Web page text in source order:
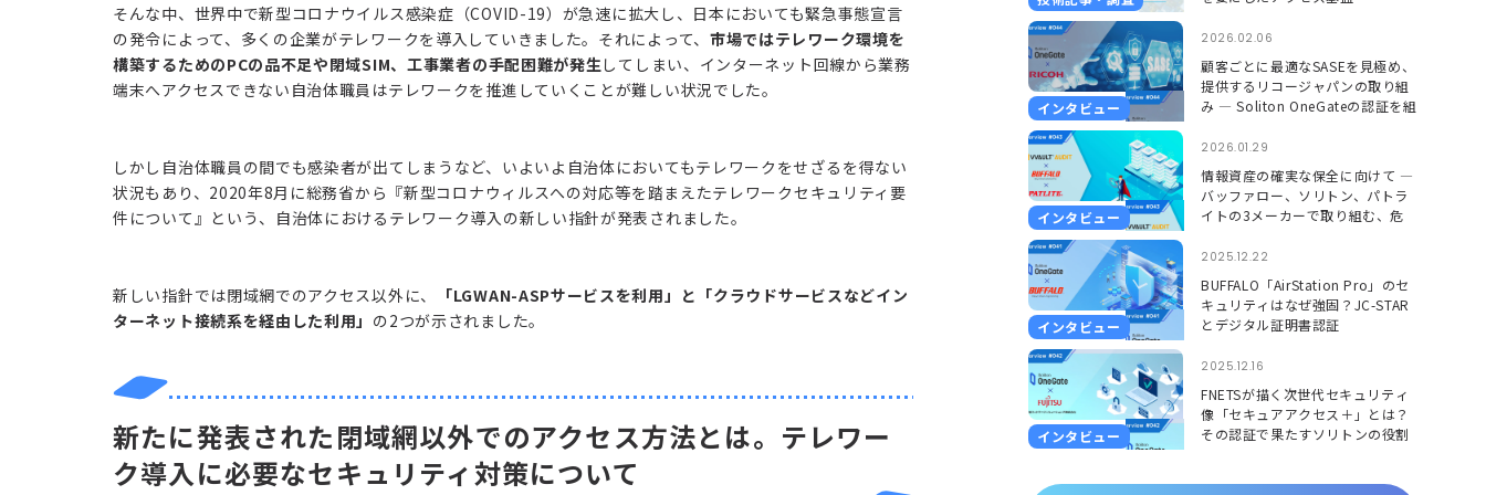
そんな中、世界中で新型コロナウイルス感染症（COVID-19）が急速に拡大し、日本においても緊急事態宣言
の発令によって、多くの企業がテレワークを導入していきました。それによって、 市場ではテレワーク環境を
構築するためのPCの品不足や閉域SIM、工事業者の手配困難が発生してしまい、インターネット回線から業務
端末へアクセスできない自治体職員はテレワークを推進していくことが難しい状況でした。
しかし自治体職員の間でも感染者が出てしまうなど、いよいよ自治体においてもテレワークをせざるを得ない
状況もあり、2020年8月に総務省から『新型コロナウィルスへの対応等を踏まえたテレワークセキュリティ要
件について』という、自治体におけるテレワーク導入の新しい指針が発表されました。
新しい指針では閉域網でのアクセス以外に、
「LGWAN-ASPサービスを利用」と「クラウドサービスなどイン
ターネット接続系を経由した利用」 の2つが示されました。
新たに発表された閉域網以外でのアクセス方法とは。テレワー
ク導入に必要なセキュリティ対策について
インタビュー
2026.02.06
顧客ごとに最適なSASEを見極め、
提供するリコージャパンの取り組
み ― Soliton OneGateの認証を組
境に ―
インタビュー
2026.01.29
情報資産の確実な保全に向けて ―
バッファロー、ソリトン、パトラ
イトの3メーカーで取り組む、危
捉えるソリューション ―
インタビュー
2025.12.22
BUFFALO「AirStation Pro」のセ
キュリティはなぜ強固？JC-STAR
とデジタル証明書認証
インタビュー
2025.12.16
FNETSが描く次世代セキュリティ
像「セキュアアクセス＋」とは？
その認証で果たすソリトンの役割